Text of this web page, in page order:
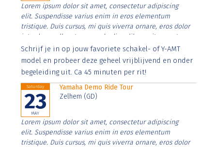
Lorem ipsum dolor sit amet, consectetur adipiscing
elit. Suspendisse varius enim in eros elementum
tristique. Duis cursus, mi quis viverra ornare, eros dolor
interdum nulla, ut commodo diam libero vitae erat.
Aenean faucibus nibh et justo cursus id rutrum lorem
imperdiet. Nunc ut sem vitae risus tristique posuere.
Schrijf je in op jouw favoriete schakel- of Y-AMT
model en probeer deze geheel vrijblijvend en onder
begeleiding uit. Ca 45 minuten per rit!
Saturday
23
MAY
Yamaha Demo Ride Tour
Zelhem (GD)
Lorem ipsum dolor sit amet, consectetur adipiscing
elit. Suspendisse varius enim in eros elementum
tristique. Duis cursus, mi quis viverra ornare, eros dolor